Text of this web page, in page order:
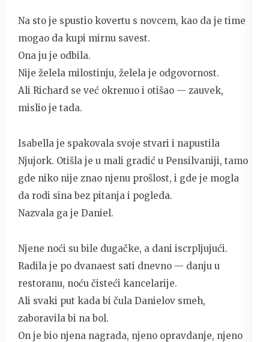
Na sto je spustio kovertu s novcem, kao da je time
mogao da kupi mirnu savest.
Ona ju je odbila.
Nije želela milostinju, želela je odgovornost.
Ali Richard se već okrenuo i otišao — zauvek,
mislio je tada.
Isabella je spakovala svoje stvari i napustila
Njujork. Otišla je u mali gradić u Pensilvaniji, tamo
gde niko nije znao njenu prošlost, i gde je mogla
da rodi sina bez pitanja i pogleda.
Nazvala ga je Daniel.
Njene noći su bile dugačke, a dani iscrpljujući.
Radila je po dvanaest sati dnevno — danju u
restoranu, noću čisteći kancelarije.
Ali svaki put kada bi čula Danielov smeh,
zaboravila bi na bol.
On je bio njena nagrada, njeno opravdanje, njeno